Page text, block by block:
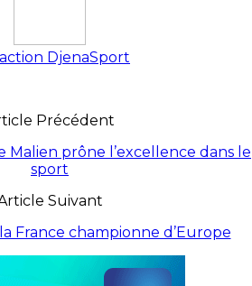
DjenaSport
Précédent
Malien prône l’excellence dans le
sport
Suivant
France championne d’Europe